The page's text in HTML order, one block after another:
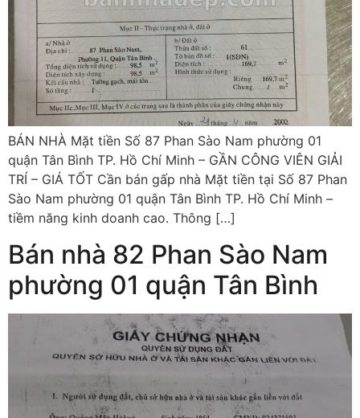
BÁN NHÀ Mặt tiền Số 87 Phan Sào Nam phường 01
quận Tân Bình TP. Hồ Chí Minh – GẦN CÔNG VIÊN GIẢI
TRÍ – GIÁ TỐT Cần bán gấp nhà Mặt tiền tại Số 87 Phan
Sào Nam phường 01 quận Tân Bình TP. Hồ Chí Minh –
tiềm năng kinh doanh cao. Thông […]
Bán nhà 82 Phan Sào Nam
phường 01 quận Tân Bình